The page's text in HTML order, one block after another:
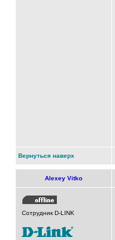
Вернуться наверх
Alexey Vitko
Сотрудник D-LINK